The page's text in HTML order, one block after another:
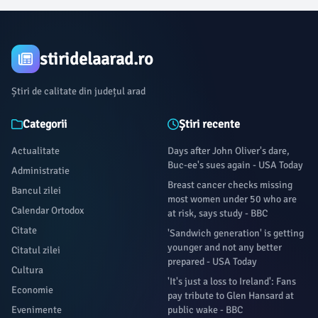
stiridelaarad.ro
Știri de calitate din județul arad
Categorii
Actualitate
Administratie
Bancul zilei
Calendar Ortodox
Citate
Citatul zilei
Cultura
Economie
Evenimente
Știri recente
Days after John Oliver's dare,
Buc-ee's sues again - USA Today
Breast cancer checks missing
most women under 50 who are
at risk, says study - BBC
'Sandwich generation' is getting
younger and not any better
prepared - USA Today
'It's just a loss to Ireland': Fans
pay tribute to Glen Hansard at
public wake - BBC